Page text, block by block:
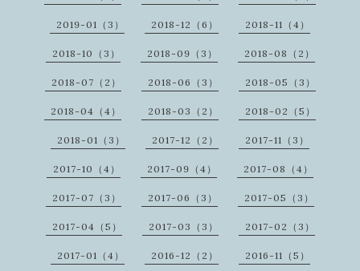
2019-01（3） 2018-12（6） 2018-11（4）
2018-10（3） 2018-09（3） 2018-08（2）
2018-07（2） 2018-06（3） 2018-05（3）
2018-04（4） 2018-03（2） 2018-02（5）
2018-01（3） 2017-12（2） 2017-11（3）
2017-10（4） 2017-09（4） 2017-08（4）
2017-07（3） 2017-06（3） 2017-05（3）
2017-04（5） 2017-03（3） 2017-02（3）
2017-01（4） 2016-12（2） 2016-11（5）